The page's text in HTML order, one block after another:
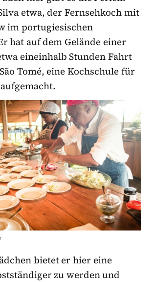
etwa, der Fernsehkoch mit
im portugiesischen
hat auf dem Gelände einer
eineinhalb Stunden Fahrt
Tomé, eine Kochschule für
bietet er hier eine
zu werden und